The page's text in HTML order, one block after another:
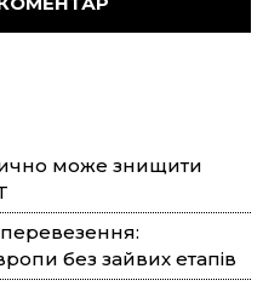
може знищити
без зайвих етапів